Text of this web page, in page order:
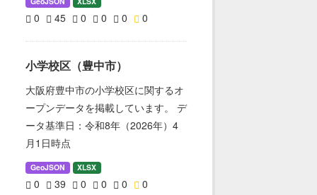
0 45 0 0 0 0
小学校区（豊中市）
大阪府豊中市の小学校区に関するオ
ープンデータを掲載しています。 デ
ータ基準日：令和8年（2026年）4
月1日時点
GeoJSON XLSX
0 39 0 0 0 0